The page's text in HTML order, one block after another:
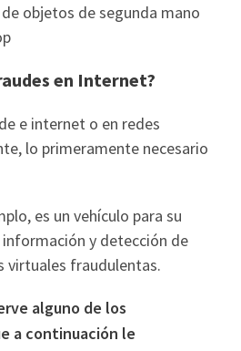
objetos de segunda mano
en Internet?
e internet o en redes
lo primeramente necesario
es un vehículo para su
y detección de
virtuales fraudulentas.
alguno de los
a continuación le